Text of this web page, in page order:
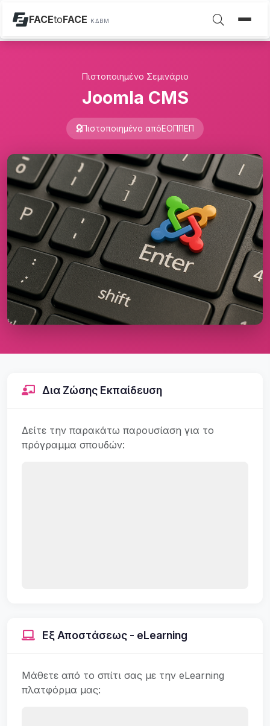
FACEtoFACE ΚΔΒΜ
Πιστοποιημένο Σεμινάριο
Joomla CMS
Πιστοποιημένο απόΕΟΠΠΕΠ
Δια Ζώσης Εκπαίδευση
Δείτε την παρακάτω παρουσίαση για το
πρόγραμμα σπουδών:
Εξ Αποστάσεως - eLearning
Μάθετε από το σπίτι σας με την eLearning
πλατφόρμα μας: